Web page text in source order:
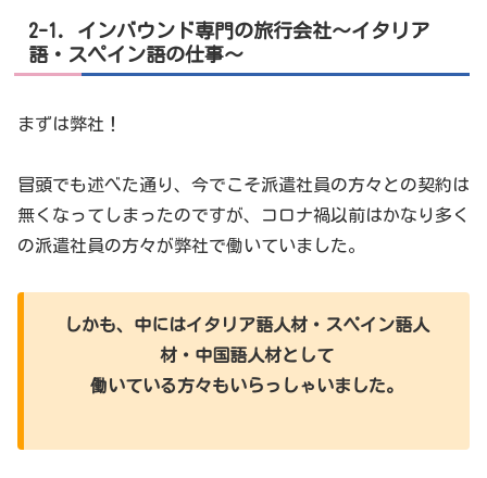
2-1. インバウンド専門の旅行会社～イタリア
語・スペイン語の仕事～
まずは弊社！
冒頭でも述べた通り、今でこそ派遣社員の方々との契約は
無くなってしまったのですが、コロナ禍以前はかなり多く
の派遣社員の方々が弊社で働いていました。
しかも、中にはイタリア語人材・スペイン語人
材・中国語人材として
働いている方々もいらっしゃいました。